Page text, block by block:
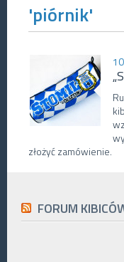
'piórnik'
złożyć zamówienie.
FORUM